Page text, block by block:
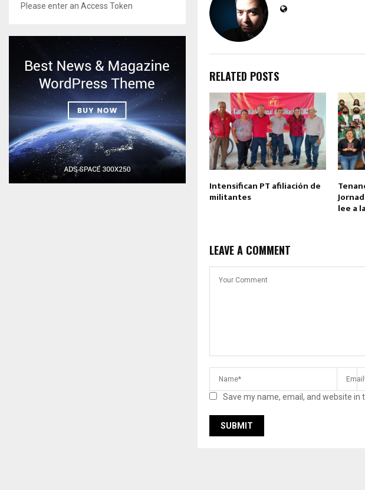
RELATED POSTS
Intensifican PT afiliación de
militantes
lee a
LEAVE A COMMENT
Save my name, email, and website
Please enter an Access Token
Reply